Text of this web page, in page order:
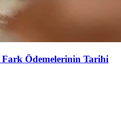
Fark Ödemelerinin Tarihi